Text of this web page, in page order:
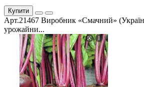
Купити
Арт.21467 Виробник «Смачний»
урожайни...